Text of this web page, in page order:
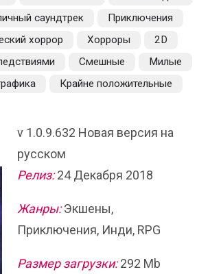
саундтрек
Приключения
хоррор
Хорроры
2D
Смешные
Милые
Крайне положительные
v 1.0.9.632 Новая версия на
русском
Релиз:24 Декабря 2018
Жанры:Экшены,
Приключения, Инди, RPG
Размер загрузки:292 Mb